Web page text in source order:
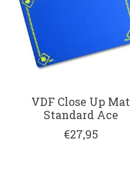
VDF Close Up Mat
Standard Ace
€27,95